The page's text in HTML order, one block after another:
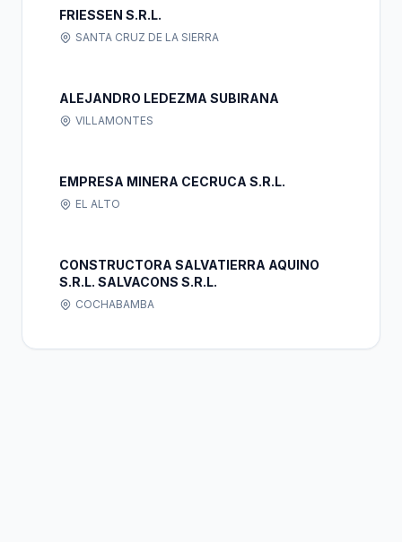
FRIESSEN S.R.L.
SANTA CRUZ DE LA SIERRA
ALEJANDRO LEDEZMA SUBIRANA
VILLAMONTES
EMPRESA MINERA CECRUCA S.R.L.
EL ALTO
CONSTRUCTORA SALVATIERRA AQUINO
S.R.L. SALVACONS S.R.L.
COCHABAMBA